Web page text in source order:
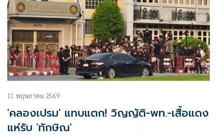
11 พฤษภาคม 2569
'คลองเปรม' แทบแตก! วิญญัติ-พท.-เสื้อแดง
แห่รับ 'ทักษิณ'